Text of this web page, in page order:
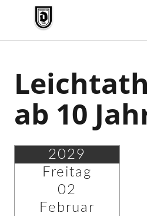
TV Jahn Duderstadt
ab 10
2029
Freitag
02
Februar